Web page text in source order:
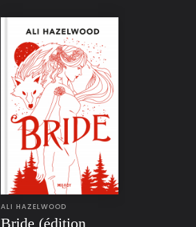
ALI HAZELWOOD
Bride (édition